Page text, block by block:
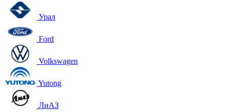
Урал
Ford
Volkswagen
Yutong
ЛиАЗ